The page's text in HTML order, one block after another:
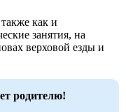
как и
занятия, на
верховой езды и
родителю!